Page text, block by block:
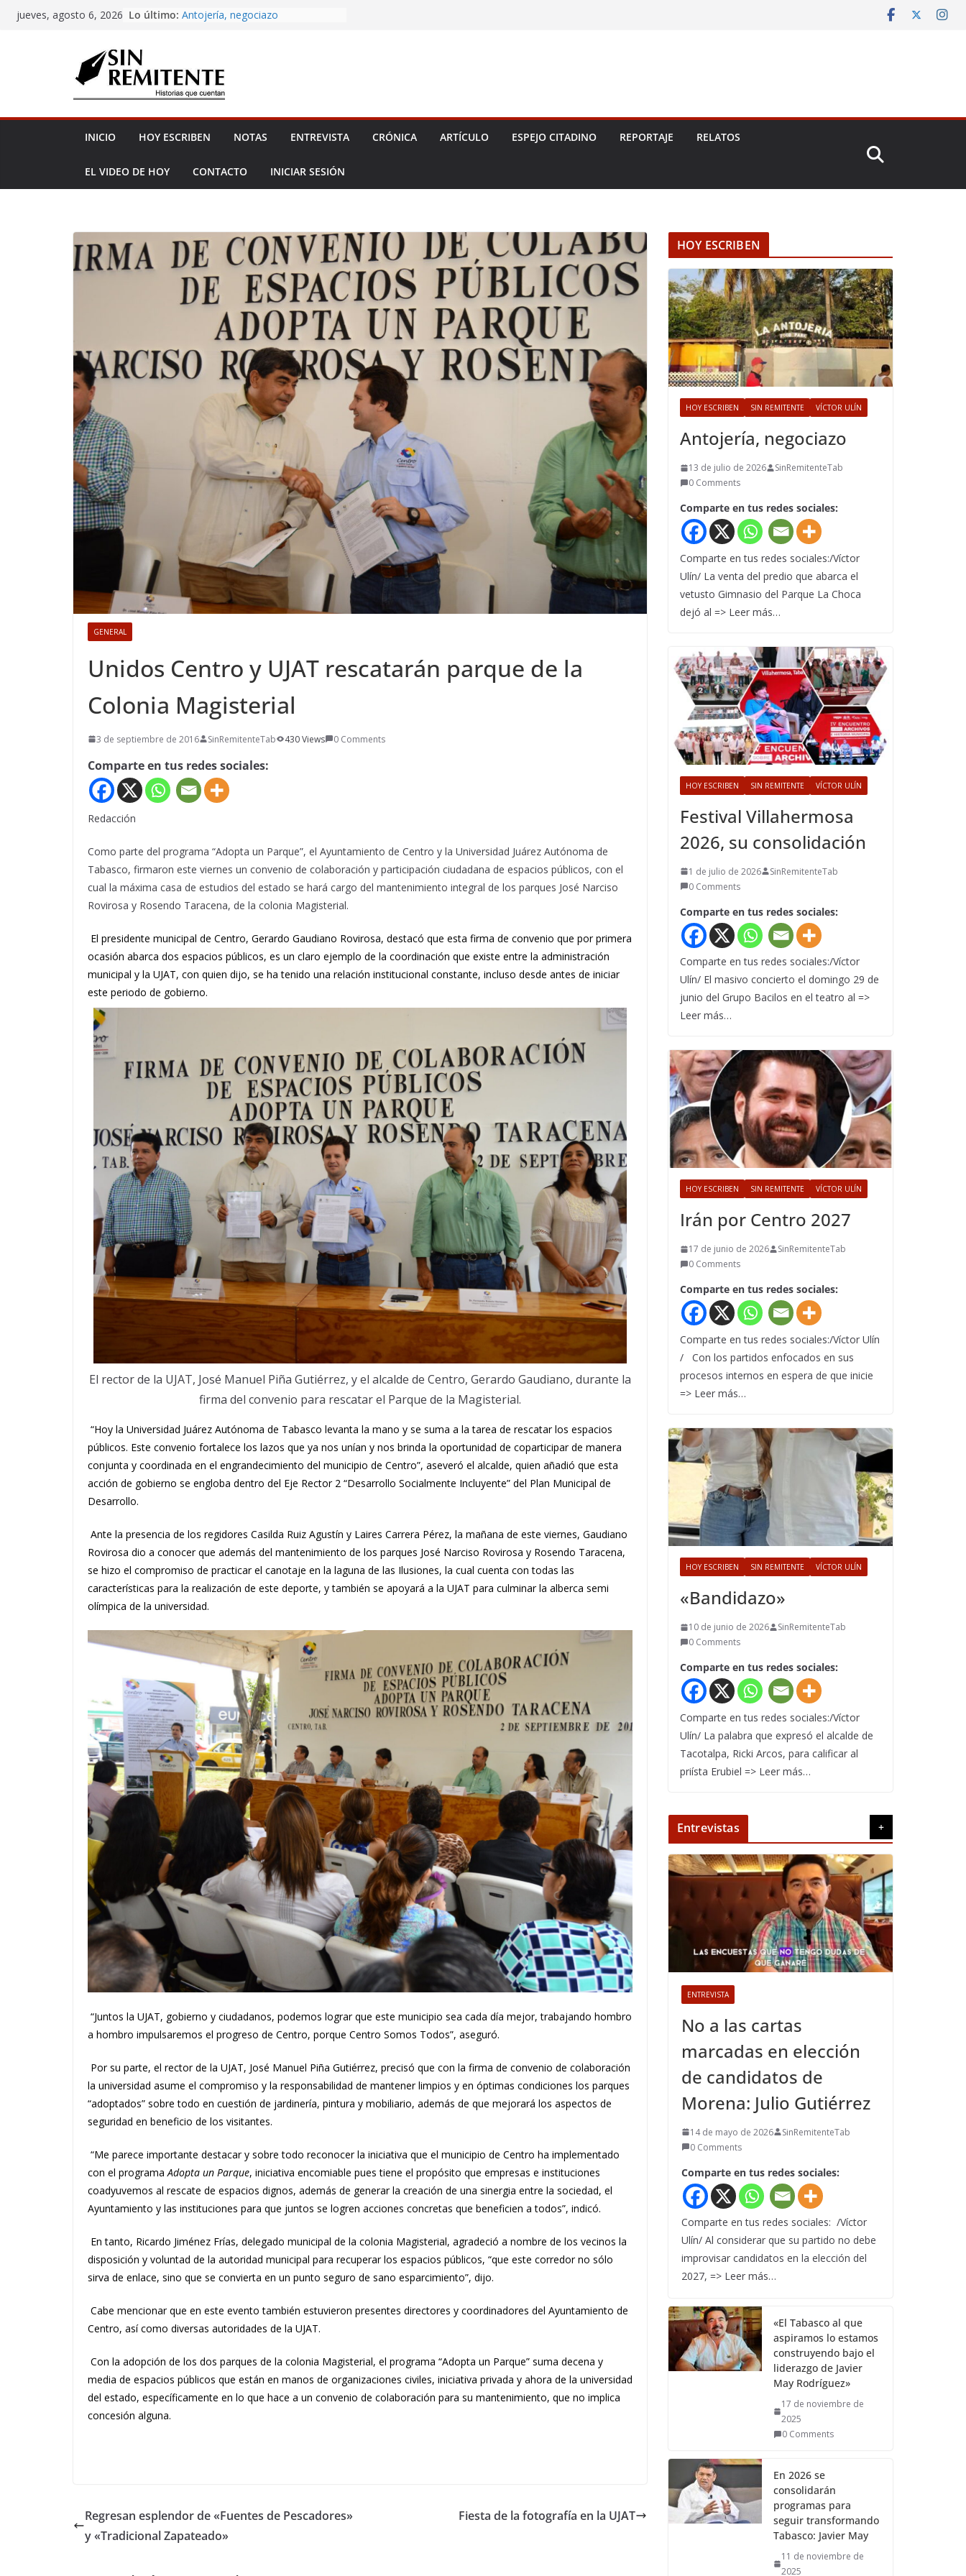
Skipjueves, agosto 6, 2026 Lo último: Amor eterno
Antojería, negociazo
Misa de 12
INICIO HOY ESCRIBEN NOTAS ENTREVISTA CRÓNICA ARTÍCULO ESPEJO CITADINO REPORTAJE RELATOS
EL VIDEO DE HOY CONTACTO INICIAR SESIÓN
GENERAL
Unidos Centro y UJAT rescatarán parque de la
Colonia Magisterial
3 de septiembre de 2016 SinRemitenteTab 430 Views 0 Comments
Comparte en tus redes sociales:
Redacción
Como parte del programa “Adopta un Parque”, el Ayuntamiento de Centro y la Universidad Juárez Autónoma de
Tabasco, firmaron este viernes un convenio de colaboración y participación ciudadana de espacios públicos, con el
cual la máxima casa de estudios del estado se hará cargo del mantenimiento integral de los parques José Narciso
Rovirosa y Rosendo Taracena, de la colonia Magisterial.
El presidente municipal de Centro, Gerardo Gaudiano Rovirosa, destacó que esta firma de convenio que por primera
ocasión abarca dos espacios públicos, es un claro ejemplo de la coordinación que existe entre la administración
municipal y la UJAT, con quien dijo, se ha tenido una relación institucional constante, incluso desde antes de iniciar
este periodo de gobierno.
El rector de la UJAT, José Manuel Piña Gutiérrez, y el alcalde de Centro, Gerardo Gaudiano, durante la
firma del convenio para rescatar el Parque de la Magisterial.
“Hoy la Universidad Juárez Autónoma de Tabasco levanta la mano y se suma a la tarea de rescatar los espacios
públicos. Este convenio fortalece los lazos que ya nos unían y nos brinda la oportunidad de coparticipar de manera
conjunta y coordinada en el engrandecimiento del municipio de Centro”, aseveró el alcalde, quien añadió que esta
acción de gobierno se engloba dentro del Eje Rector 2 “Desarrollo Socialmente Incluyente” del Plan Municipal de
Desarrollo.
Ante la presencia de los regidores Casilda Ruiz Agustín y Laires Carrera Pérez, la mañana de este viernes, Gaudiano
Rovirosa dio a conocer que además del mantenimiento de los parques José Narciso Rovirosa y Rosendo Taracena,
se hizo el compromiso de practicar el canotaje en la laguna de las Ilusiones, la cual cuenta con todas las
características para la realización de este deporte, y también se apoyará a la UJAT para culminar la alberca semi
olímpica de la universidad.
“Juntos la UJAT, gobierno y ciudadanos, podemos lograr que este municipio sea cada día mejor, trabajando hombro
a hombro impulsaremos el progreso de Centro, porque Centro Somos Todos”, aseguró.
Por su parte, el rector de la UJAT, José Manuel Piña Gutiérrez, precisó que con la firma de convenio de colaboración
la universidad asume el compromiso y la responsabilidad de mantener limpios y en óptimas condiciones los parques
“adoptados” sobre todo en cuestión de jardinería, pintura y mobiliario, además de que mejorará los aspectos de
seguridad en beneficio de los visitantes.
“Me parece importante destacar y sobre todo reconocer la iniciativa que el municipio de Centro ha implementado
con el programaAdopta un Parque, iniciativa encomiable pues tiene el propósito que empresas e instituciones
coadyuvemos al rescate de espacios dignos, además de generar la creación de una sinergia entre la sociedad, el
Ayuntamiento y las instituciones para que juntos se logren acciones concretas que beneficien a todos”, indicó.
En tanto, Ricardo Jiménez Frías, delegado municipal de la colonia Magisterial, agradeció a nombre de los vecinos la
disposición y voluntad de la autoridad municipal para recuperar los espacios públicos, “que este corredor no sólo
sirva de enlace, sino que se convierta en un punto seguro de sano esparcimiento”, dijo.
Cabe mencionar que en este evento también estuvieron presentes directores y coordinadores del Ayuntamiento de
Centro, así como diversas autoridades de la UJAT.
Con la adopción de los dos parques de la colonia Magisterial, el programa “Adopta un Parque” suma decena y
media de espacios públicos que están en manos de organizaciones civiles, iniciativa privada y ahora de la universidad
del estado, específicamente en lo que hace a un convenio de colaboración para su mantenimiento, que no implica
concesión alguna.
Regresan esplendor de «Fuentes de Pescadores»
y «Tradicional Zapateado»
Fiesta de la fotografía en la UJAT
HOY ESCRIBEN
HOY ESCRIBEN SIN REMITENTE VÍCTOR ULÍN
Antojería, negociazo
13 de julio de 2026
SinRemitenteTab
0 Comments
Comparte en tus redes sociales:
Comparte en tus redes sociales:/Víctor
Ulín/ La venta del predio que abarca el
vetusto Gimnasio del Parque La Choca
dejó al => Leer más…
HOY ESCRIBEN SIN REMITENTE VÍCTOR ULÍN
Festival Villahermosa
2026, su consolidación
1 de julio de 2026
SinRemitenteTab
0 Comments
Comparte en tus redes sociales:
Comparte en tus redes sociales:/Víctor
Ulín/ El masivo concierto el domingo 29 de
junio del Grupo Bacilos en el teatro al =>
Leer más…
HOY ESCRIBEN SIN REMITENTE VÍCTOR ULÍN
Irán por Centro 2027
17 de junio de 2026
SinRemitenteTab
0 Comments
Comparte en tus redes sociales:
Comparte en tus redes sociales:/Víctor Ulín
/ Con los partidos enfocados en sus
procesos internos en espera de que inicie
=> Leer más…
HOY ESCRIBEN SIN REMITENTE VÍCTOR ULÍN
«Bandidazo»
10 de junio de 2026
SinRemitenteTab
0 Comments
Comparte en tus redes sociales:
Comparte en tus redes sociales:/Víctor
Ulín/ La palabra que expresó el alcalde de
Tacotalpa, Ricki Arcos, para calificar al
priísta Erubiel => Leer más…
Entrevistas +
ENTREVISTA
No a las cartas
marcadas en elección
de candidatos de
Morena: Julio Gutiérrez
14 de mayo de 2026
SinRemitenteTab
0 Comments
Comparte en tus redes sociales:
Comparte en tus redes sociales: /Víctor
Ulín/ Al considerar que su partido no debe
improvisar candidatos en la elección del
2027, => Leer más…
«El Tabasco al que
aspiramos lo estamos
construyendo bajo el
liderazgo de Javier
May Rodríguez»
17 de noviembre de
2025
0 Comments
En 2026 se
consolidarán
programas para
seguir transformando
Tabasco: Javier May
11 de noviembre de
2025